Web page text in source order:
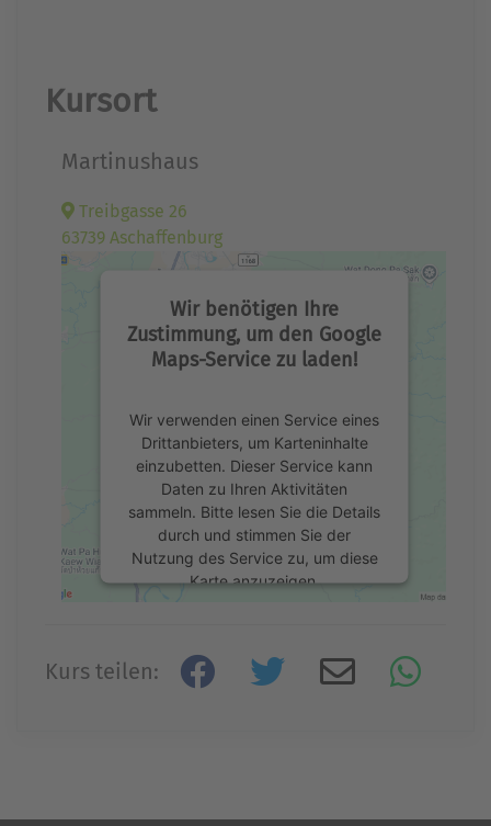
Kursort
Martinushaus
Treibgasse 26
63739 Aschaffenburg
Wir benötigen Ihre
Zustimmung, um den Google
Maps-Service zu laden!
Wir verwenden einen Service eines
Drittanbieters, um Karteninhalte
einzubetten. Dieser Service kann
Daten zu Ihren Aktivitäten
sammeln. Bitte lesen Sie die Details
durch und stimmen Sie der
Nutzung des Service zu, um diese
Karte anzuzeigen.
Kurs teilen: